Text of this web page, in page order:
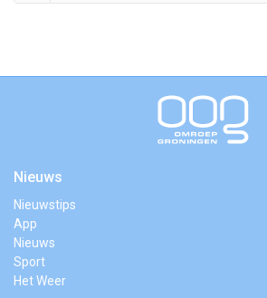
Nieuws
Nieuwstips
App
Nieuws
Sport
Het Weer